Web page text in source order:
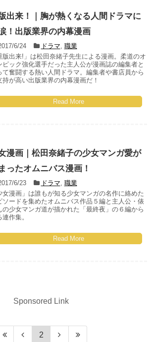
出来！｜胸が熱くなる人間ドラマに
！出版業界の内幕漫画
6/24 ドラマ, 職業
版出来!」は松田奈緒子先生による漫画。柔道のオ
ピック強化選手だった主人公が漫画誌の編集者と
て奮闘する熱い人間ドラマ。編集者や書店員から
持が高い出版業界の内幕漫画だ！
Read More
漫画｜松田奈緒子の少女マンガ愛が
ったオムニバス漫画！
6/23 ドラマ, 職業
女漫画」は誰もが知る少女マンガの名作に絡めた
ソードを集めたオムニバス作品５編と主人公・俵
の少女マンガ道が描かれた「最終夜」の６編から
連作集。
Read More
Sponsored Link
2